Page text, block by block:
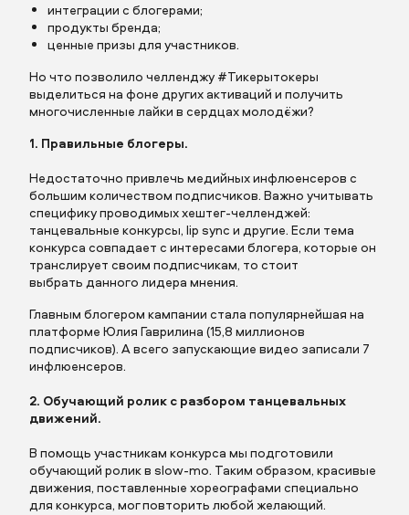
интеграции с блогерами;
продукты бренда;
ценные призы для участников.
Но что позволило челленджу #Тикерытокеры
выделиться на фоне других активаций и получить
многочисленные лайки в сердцах молодёжи?
1. Правильные блогеры.
Недостаточно привлечь медийных инфлюенсеров с
большим количеством подписчиков. Важно учитывать
специфику проводимых хештег-челленджей:
танцевальные конкурсы, lip sync и другие. Если тема
конкурса совпадает с интересами блогера, которые он
транслирует своим подписчикам, то стоит
выбрать данного лидера мнения.
Главным блогером кампании стала популярнейшая на
платформе Юлия Гаврилина (15,8 миллионов
подписчиков). А всего запускающие видео записали 7
инфлюенсеров.
2. Обучающий ролик с разбором танцевальных
движений.
В помощь участникам конкурса мы подготовили
обучающий ролик в slow-mo. Таким образом, красивые
движения, поставленные хореографами специально
для конкурса, мог повторить любой желающий.
Заполните поля
Описание
Заполните поля
отправить заявку